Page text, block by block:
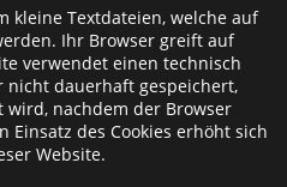
kleine Textdateien, welche auf
Ihr Browser greift auf
verwendet einen technisch
nicht dauerhaft gespeichert,
nachdem der Browser
Einsatz des Cookies erhöht sich
Website.